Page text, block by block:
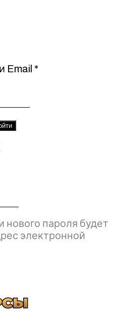
Email *Обязательно
нового пароля будет
электронной